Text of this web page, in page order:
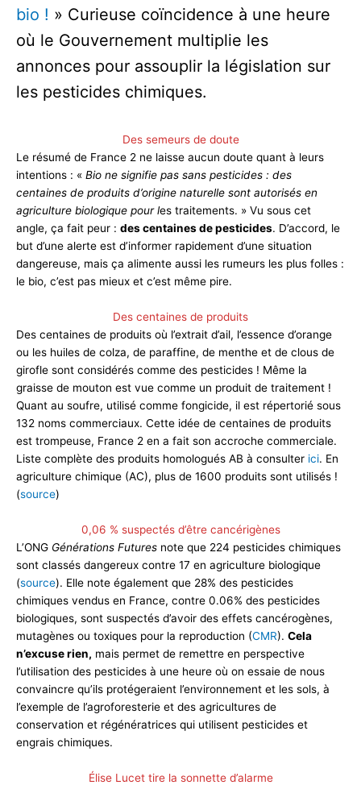
bio ! » Curieuse coïncidence à une heure
où le Gouvernement multiplie les
annonces pour assouplir la législation sur
les pesticides chimiques.
Des semeurs de doute
Le résumé de France 2 ne laisse aucun doute quant à leurs
intentions : « Bio ne signifie pas sans pesticides : des
centaines de produits d’origine naturelle sont autorisés en
agriculture biologique pour les traitements. » Vu sous cet
angle, ça fait peur : des centaines de pesticides. D’accord, le
but d’une alerte est d’informer rapidement d’une situation
dangereuse, mais ça alimente aussi les rumeurs les plus folles :
le bio, c’est pas mieux et c’est même pire.
Des centaines de produits
Des centaines de produits où l’extrait d’ail, l’essence d’orange
ou les huiles de colza, de paraffine, de menthe et de clous de
girofle sont considérés comme des pesticides ! Même la
graisse de mouton est vue comme un produit de traitement !
Quant au soufre, utilisé comme fongicide, il est répertorié sous
132 noms commerciaux. Cette idée de centaines de produits
est trompeuse, France 2 en a fait son accroche commerciale.
Liste complète des produits homologués AB à consulter ici. En
agriculture chimique (AC), plus de 1600 produits sont utilisés !
(source)
0,06 % suspectés d’être cancérigènes
L’ONG Générations Futures note que 224 pesticides chimiques
sont classés dangereux contre 17 en agriculture biologique
(source). Elle note également que 28% des pesticides
chimiques vendus en France, contre 0.06% des pesticides
biologiques, sont suspectés d’avoir des effets cancérogènes,
mutagènes ou toxiques pour la reproduction (CMR). Cela
n’excuse rien, mais permet de remettre en perspective
l’utilisation des pesticides à une heure où on essaie de nous
convaincre qu’ils protégeraient l’environnement et les sols, à
l’exemple de l’agroforesterie et des agricultures de
conservation et régénératrices qui utilisent pesticides et
engrais chimiques.
Élise Lucet tire la sonnette d’alarme